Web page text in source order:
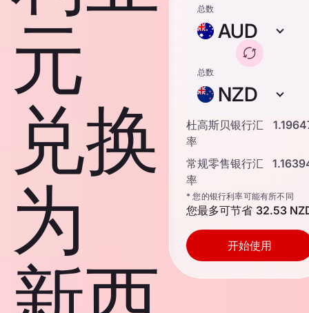
元
兑换
为
总数
AUD
总数
NZD
杜高斯贝银行汇
率
常规零售银行汇
率
* 您的银行利率可能有所不同
您最多可节省 32.53
开始使用